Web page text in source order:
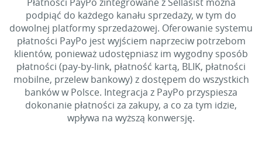
podpiąć do każdego kanału sprzedaży, w tym do
dowolnej platformy sprzedażowej. Oferowanie systemu
płatności PayPo jest wyjściem naprzeciw potrzebom
klientów, ponieważ udostępniasz im wygodny sposób
płatności (pay-by-link, płatność kartą, BLIK, płatności
mobilne, przelew bankowy) z dostępem do wszystkich
banków w Polsce. Integracja z PayPo przyspiesza
dokonanie płatności za zakupy, a co za tym idzie,
wpływa na wyższą konwersję.